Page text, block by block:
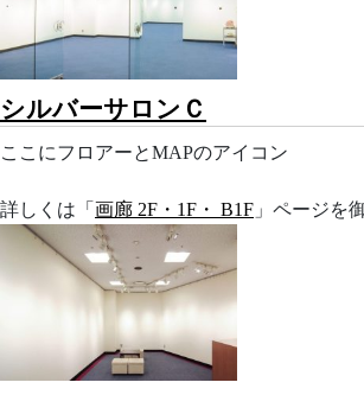
シルバーサロンＣ
ここにフロアーとMAPのアイコン
詳しくは「 画廊 2F・1F・ B1F 」ページを